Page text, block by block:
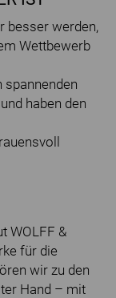
besser werden,
Wettbewerb
spannenden
haben den
WOLFF &
für die
wir zu den
Hand – mit